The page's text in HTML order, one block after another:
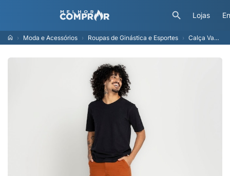
Lojas
Moda e Acessórios Roupas de Ginástica e Esportes Calça Vans Ground Work Pant